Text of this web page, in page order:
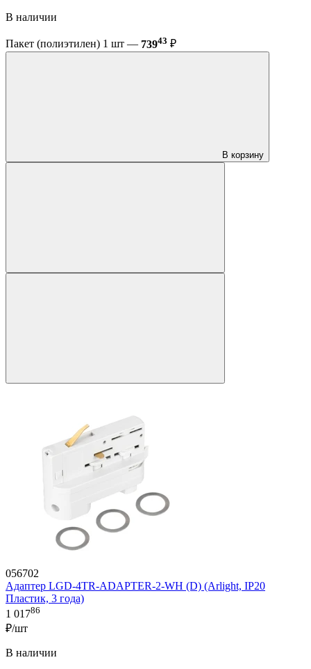
В наличии
Пакет (полиэтилен) 1 шт — 73943 ₽
В корзину
056702
Адаптер LGD-4TR-ADAPTER-2-WH (D) (Arlight, IP20
Пластик, 3 года)
1 01786
₽/шт
В наличии